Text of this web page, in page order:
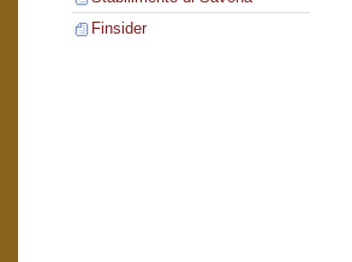
Finsider